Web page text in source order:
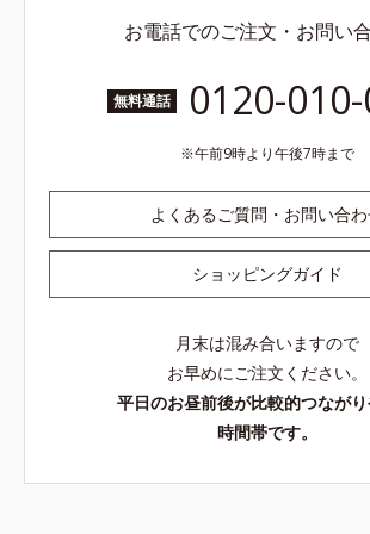
お電話でのご注文・お問い
無料通話 0120-
午前9時より午後7時まで
よくあるご質問・お問い合
ショッピングガイド
月末は混み合いますので
お早めにご注文ください。
平日のお昼前後が比較的つなが
時間帯です。